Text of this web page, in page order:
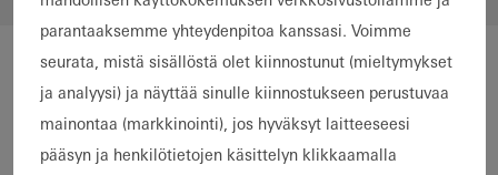
parantaaksemme yhteydenpitoa kanssasi. Voimme
seurata, mistä sisällöstä olet kiinnostunut (mieltymykset
ja analyysi) ja näyttää sinulle kiinnostukseen perustuvaa
mainontaa (markkinointi), jos hyväksyt laitteeseesi
pääsyn ja henkilötietojen käsittelyn klikkaamalla